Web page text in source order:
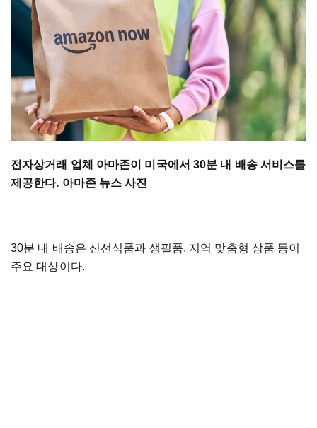
전자상거래 업체 아마존이 미국에서 30분 내 배송 서비스를
제공한다. 아마존 뉴스 사진
30분 내 배송은 신선식품과 생필품, 지역 맞춤형 상품 등이
주요 대상이다.